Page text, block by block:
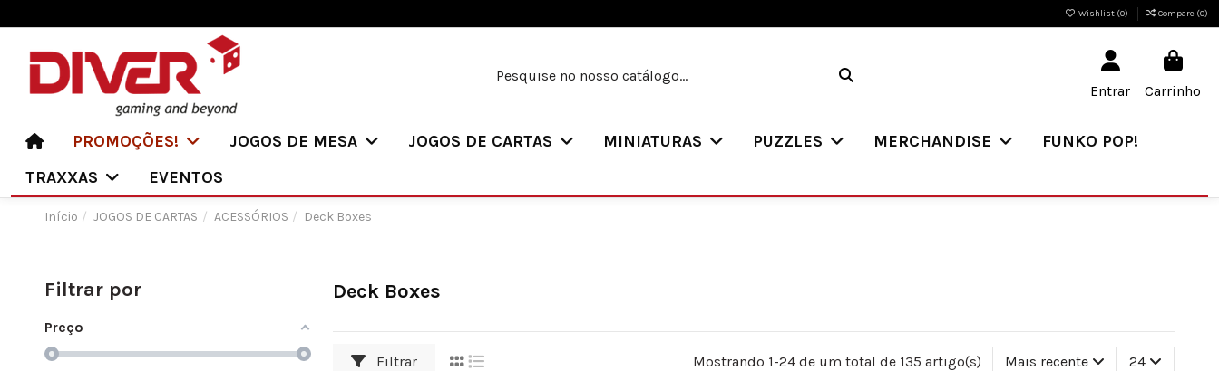
Wishlist (0) Compare (0)
Entrar Carrinho
PROMOÇÕES! JOGOS DE MESA JOGOS DE CARTAS MINIATURAS PUZZLES MERCHANDISE
FUNKO POP!
TRAXXAS
EVENTOS
Início JOGOS DE CARTAS ACESSÓRIOS Deck Boxes
Deck Boxes
Filtrar Mostrando 1-24 de um total de 135 artigo(s) Mais recente 24
Filtrar por
Preço